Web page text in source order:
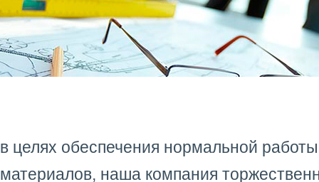
в целях обеспечения нормальной
материалов, наша компания